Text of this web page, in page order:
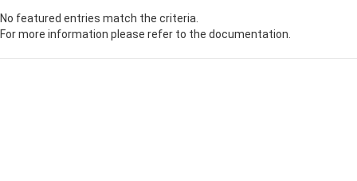
No featured entries match the criteria.
For more information please refer to the documentation.